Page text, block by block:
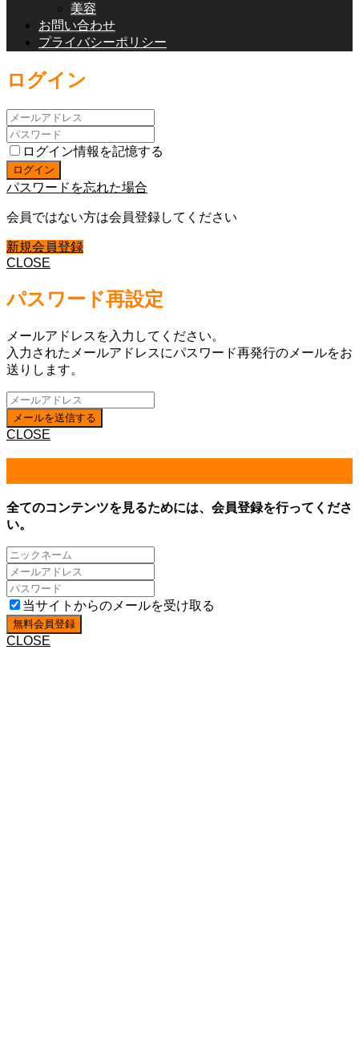
美容
お問い合わせ
プライバシーポリシー
ログイン
ログイン情報を記憶する
パスワードを忘れた場合
会員ではない方は会員登録してください
新規会員登録
CLOSE
パスワード再設定
メールアドレスを入力してください。
入力されたメールアドレスにパスワード再発行のメールをお
送りします。
CLOSE
全てのコンテンツを見るためには、会員登録を行ってくださ
い。
当サイトからのメールを受け取る
CLOSE